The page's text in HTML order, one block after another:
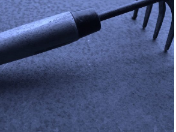
gleichmäßige Ausrollen…